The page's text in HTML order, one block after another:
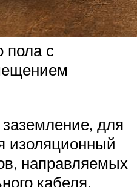
пола с
для
изоляционный
направляемых
кабеля,